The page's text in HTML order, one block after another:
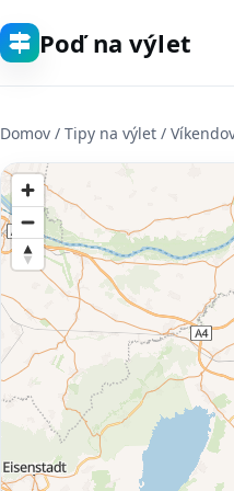
Poď na výlet
Domov / Tipy na výlet /